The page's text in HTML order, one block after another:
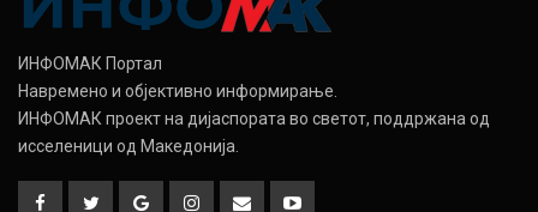
ИНФОМАК Портал
Навремено и објективно информирање.
ИНФОМАК проект на дијаспората во светот, поддржана од
исселеници од Македонија.